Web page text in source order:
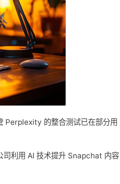
Perplexity 的整合测试已在部分用
司利用 AI 技术提升 Snapchat 内容